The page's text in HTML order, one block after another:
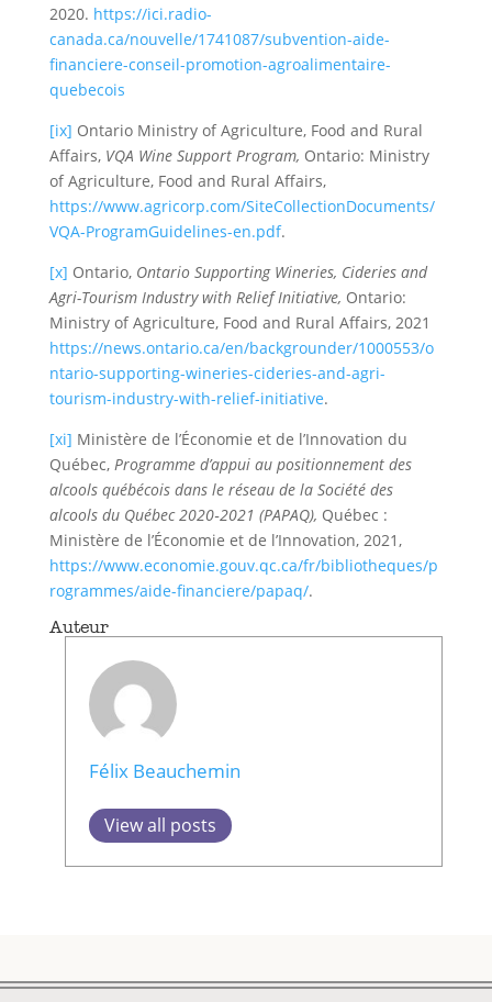
2020. https://ici.radio-
canada.ca/nouvelle/1741087/subvention-aide-
financiere-conseil-promotion-agroalimentaire-
quebecois
[ix] Ontario Ministry of Agriculture, Food and Rural
Affairs, VQA Wine Support Program, Ontario: Ministry
of Agriculture, Food and Rural Affairs,
https://www.agricorp.com/SiteCollectionDocuments/
VQA-ProgramGuidelines-en.pdf.
[x] Ontario, Ontario Supporting Wineries, Cideries and
Agri-Tourism Industry with Relief Initiative, Ontario:
Ministry of Agriculture, Food and Rural Affairs, 2021
https://news.ontario.ca/en/backgrounder/1000553/o
ntario-supporting-wineries-cideries-and-agri-
tourism-industry-with-relief-initiative.
[xi] Ministère de l’Économie et de l’Innovation du
Québec, Programme d’appui au positionnement des
alcools québécois dans le réseau de la Société des
alcools du Québec 2020‑2021 (PAPAQ), Québec :
Ministère de l’Économie et de l’Innovation, 2021,
https://www.economie.gouv.qc.ca/fr/bibliotheques/p
rogrammes/aide-financiere/papaq/.
Auteur
Félix Beauchemin
View all posts